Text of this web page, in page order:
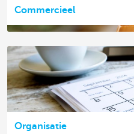
Commercieel
Organisatie